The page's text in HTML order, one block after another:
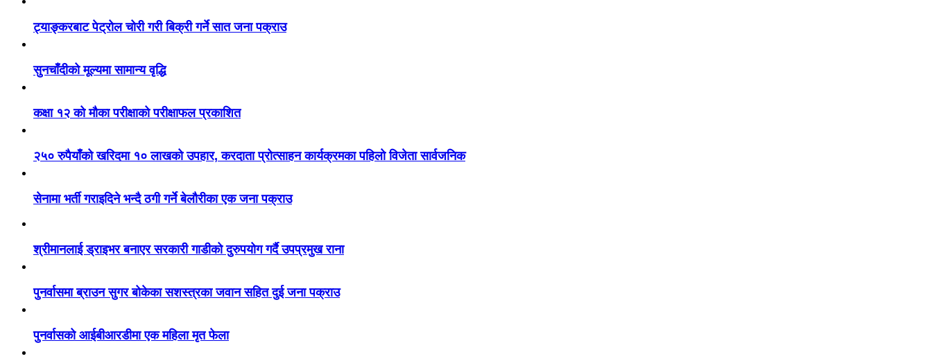
ट्याङ्करबाट पेट्रोल चोरी गरी बिक्री गर्ने सात जना पक्राउ
सुनचाँदीको मूल्यमा सामान्य वृद्धि
कक्षा १२ को मौका परीक्षाको परीक्षाफल प्रकाशित
२५० रुपैयाँको खरिदमा १० लाखको उपहार, करदाता प्रोत्साहन कार्यक्रमका पहिलो विजेता सार्वजनिक
सेनामा भर्ती गराइदिने भन्दै ठगी गर्ने बेलौरीका एक जना पक्राउ
श्रीमानलाई ड्राइभर बनाएर सरकारी गाडीको दुरुपयोग गर्दै उपप्रमुख राना
पुनर्वासमा ब्राउन सुगर बोकेका सशस्त्रका जवान सहित दुई जना पक्राउ
पुनर्वासको आईबीआरडीमा एक महिला मृत फेला